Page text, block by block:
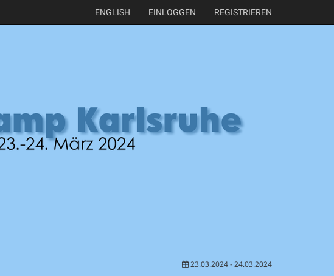
ENGLISH EINLOGGEN REGISTRIEREN
23.03.2024 - 24.03.2024